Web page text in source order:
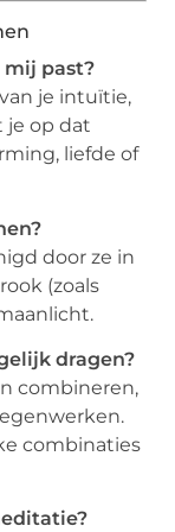
mij past?
je intuïtie,
je op dat
liefde of
door ze in
(zoals
dragen?
combineren,
combinaties